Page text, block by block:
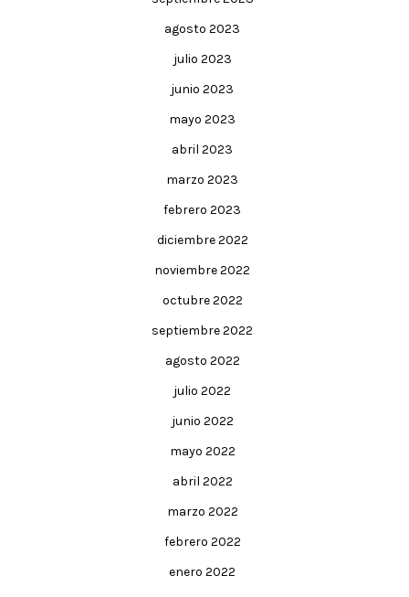
agosto 2023
julio 2023
junio 2023
mayo 2023
abril 2023
marzo 2023
febrero 2023
diciembre 2022
noviembre 2022
octubre 2022
septiembre 2022
agosto 2022
julio 2022
junio 2022
mayo 2022
abril 2022
marzo 2022
febrero 2022
enero 2022